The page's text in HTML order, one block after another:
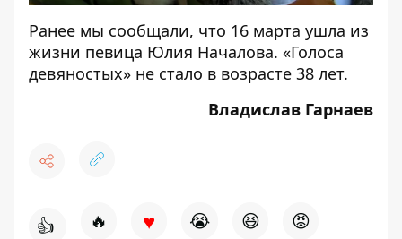
Ранее мы сообщали, что 16 марта ушла из
жизни певица Юлия Началова. «Голоса
девяностых» не стало в возрасте 38 лет.
Владислав Гарнаев
👍 🔥 ♥ 😭 😆 😡